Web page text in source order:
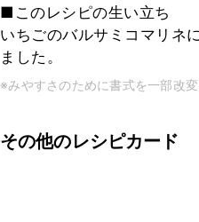
■このレシピの生い立ち
いちごのバルサミコマリネ
ました。
※みやすさのために書式を一部改変
その他のレシピカード